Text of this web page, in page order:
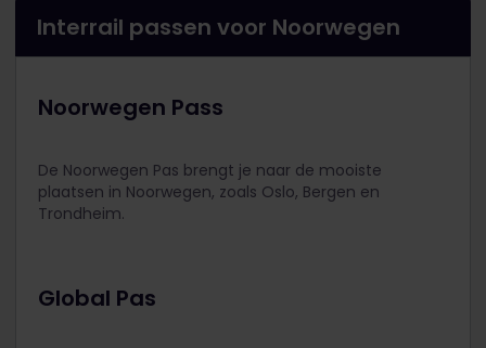
Interrail passen voor Noorwegen
Noorwegen Pass
De Noorwegen Pas brengt je naar de mooiste
plaatsen in Noorwegen, zoals Oslo, Bergen en
Trondheim.
Global Pas